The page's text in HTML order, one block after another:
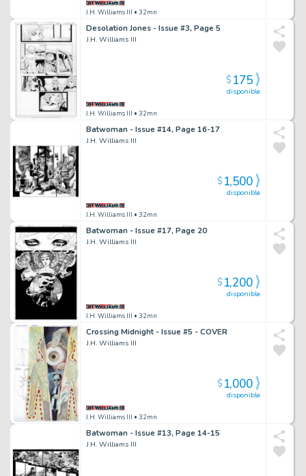
J.H. Williams III • 32mn
Desolation Jones - Issue #3, Page 5
J.H. Williams III
J.H. Williams III • 32mn
disponible
$175
Batwoman - Issue #14, Page 16-17
J.H. Williams III
J.H. Williams III • 32mn
disponible
$1,500
Batwoman - Issue #17, Page 20
J.H. Williams III
J.H. Williams III • 32mn
disponible
$1,200
Crossing Midnight - Issue #5 - COVER
J.H. Williams III
J.H. Williams III • 32mn
disponible
$1,000
Batwoman - Issue #13, Page 14-15
J.H. Williams III